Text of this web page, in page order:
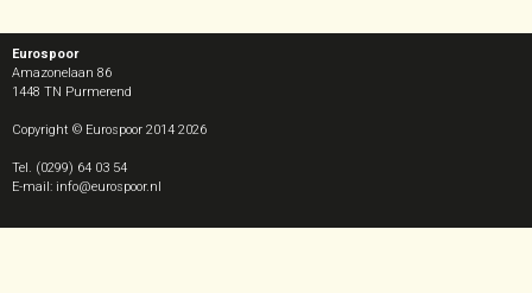
Eurospoor
Amazonelaan 86
1448 TN Purmerend
Copyright © Eurospoor 2014 2026
Tel. (0299) 64 03 54
E-mail: info@eurospoor.nl